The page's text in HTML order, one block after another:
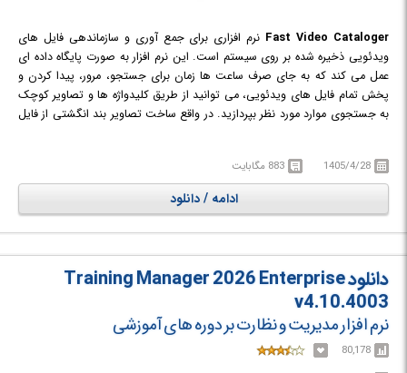
Fast Video Cataloger نرم افزاری برای جمع آوری و سازماندهی فایل های
ویدئویی ذخیره شده بر روی سیستم است. این نرم افزار به صورت پایگاه داده ای
عمل می کند که به جای صرف ساعت ها زمان برای جستجو، مرور، پیدا کردن و
پخش تمام فایل های ویدئویی، می توانید از طریق کلیدواژه ها و تصاویر کوچک
به جستجوی موارد مورد نظر بپردازید. در واقع ساخت تصاویر بند انگشتی از فایل
کنید. شما می توانید صحنه هایی که از ویدیو ها برای تان مهم است را توسط
کلمات کلیدی و یا تصاویر و متادیتا ها علامت گذاری کنید تا در صورت نیاز مجددا
آنها را بازبینی کنید.
1405/4/28 883 مگابایت
ادامه / دانلود
دانلود Training Manager 2026 Enterprise
v4.10.4003
نرم افزار مدیریت و نظارت بر دوره های آموزشی
80,178